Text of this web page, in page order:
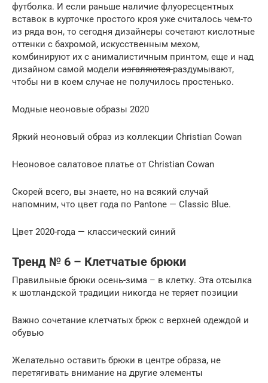
футболка. И если раньше наличие флуоресцентных
вставок в курточке простого кроя уже считалось чем-то
из ряда вон, то сегодня дизайнеры сочетают кислотные
оттенки с бахромой, искусственным мехом,
комбинируют их с анималистичным принтом, еще и над
дизайном самой модели изгаляютсяраздумывают,
чтобы ни в коем случае не получилось простенько.
Модные неоновые образы 2020
Яркий неоновый образ из коллекции Christian Cowan
Неоновое салатовое платье от Christian Cowan
Скорей всего, вы знаете, но на всякий случай
напомним, что цвет года по Pantone — Classic Blue.
Цвет 2020-года — классический синий
Тренд № 6 – Клетчатые брюки
Правильные брюки осень-зима – в клетку. Эта отсылка
к шотландской традиции никогда не теряет позиции
Важно сочетание клетчатых брюк с верхней одеждой и
обувью
Желательно оставить брюки в центре образа, не
перетягивать внимание на другие элементы